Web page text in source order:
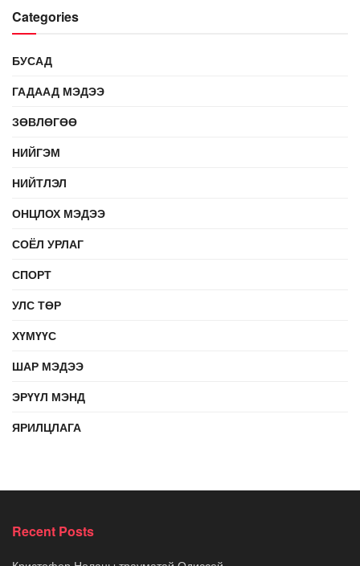
Categories
БУСАД
ГАДААД МЭДЭЭ
ЗӨВЛӨГӨӨ
НИЙГЭМ
НИЙТЛЭЛ
ОНЦЛОХ МЭДЭЭ
СОЁЛ УРЛАГ
СПОРТ
УЛС ТӨР
ХҮМҮҮС
ШАР МЭДЭЭ
ЭРҮҮЛ МЭНД
ЯРИЛЦЛАГА
Recent Posts